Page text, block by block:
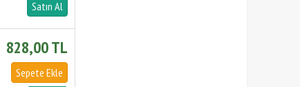
828,00 TL